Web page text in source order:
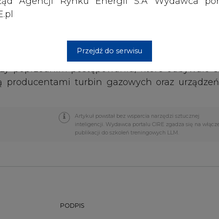
Przejdź do serwisu
Realizatora Inwestycji. Komisja
General Electric i Siemens. Termin
udziału w postępowaniu na wybór GRI
poprzednim postępowaniu, które odbywało
producentami turbin gazowych oraz
Artykuł powstał bez wsparcia narzędzi sztucznej
inteligencji. Wydawca portalu CIRE zgadza się na
publikacji do szkoleń treningowych LLM.
PODPIS